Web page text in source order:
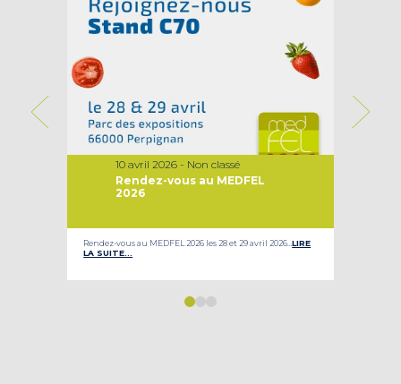
10 avril 2026 - Non classé
Rendez-vous au MEDFEL
2026
Rendez-vous au MEDFEL 2026 les 28 et 29 avril 2026…LIRE
LA SUITE…